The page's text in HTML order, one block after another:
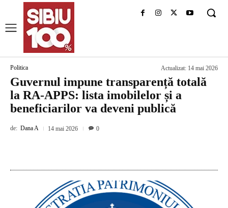
Politica Actualizat: 14 mai 2026
Guvernul impune transparență totală
la RA-APPS: lista imobilelor și a
beneficiarilor va deveni publică
de: Dana A 14 mai 2026 0